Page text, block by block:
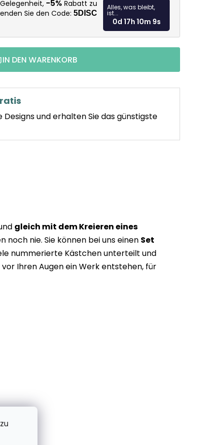
-5% Rabatt zu
Sie den Code: 5DISC
Alles, was bleibt,
ist...
0d 17h 10m 8s
IN DEN WARENKORB
Designs und erhalten Sie das günstigste
gleich mit dem Kreieren eines
noch nie. Sie können bei uns einen Set
nummerierte Kästchen unterteilt und
Ihren Augen ein Werk entstehen, für